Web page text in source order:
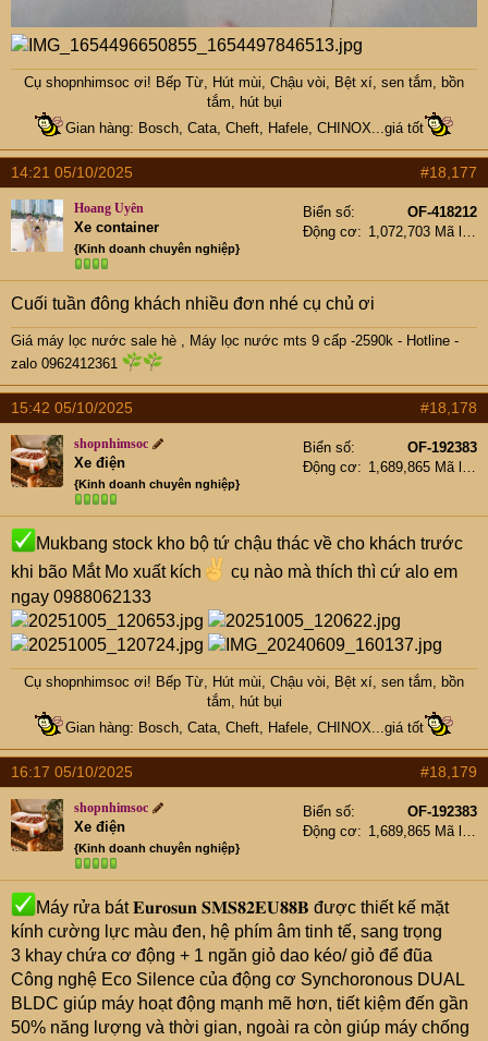
Cụ shopnhimsoc ơi! Bếp Từ, Hút mùi, Chậu vòi, Bệt xí, sen tắm, bồn
tắm, hút bụi
Gian hàng: Bosch, Cata, Cheft, Hafele, CHINOX...giá tốt
14:21 05/10/2025 #18,177
Hoang Uyên
Xe container
{Kinh doanh chuyên nghiệp}
Biển số
OF-418212
Động cơ
Cuối tuần đông khách nhiều đơn nhé cụ chủ ơi
Giá máy lọc nước sale hè Máy lọc nước mts 9 cấp -2590k - Hotline -
zalo 0962412361
15:42 05/10/2025 #18,178
shopnhimsoc
Xe điện
{Kinh doanh chuyên nghiệp}
Biển số
OF-192383
Động cơ
Mukbang stock kho bộ tứ chậu thác về cho khách trước
khi bão Mắt Mo xuất kích
cụ nào mà thích thì cứ alo em
ngay 0988062133
Cụ shopnhimsoc ơi! Bếp Từ, Hút mùi, Chậu vòi, Bệt xí, sen tắm, bồn
tắm, hút bụi
Gian hàng: Bosch, Cata, Cheft, Hafele, CHINOX...giá tốt
16:17 05/10/2025 #18,179
shopnhimsoc
Xe điện
{Kinh doanh chuyên nghiệp}
Biển số
OF-192383
Động cơ
Máy rửa bát 𝐄𝐮𝐫𝐨𝐬𝐮𝐧 𝐒𝐌𝐒𝟖𝟐𝐄𝐔𝟖𝟖𝐁 được thiết kế mặt
kính cường lực màu đen, hệ phím âm tinh tế, sang trọng
3 khay chứa cơ động + 1 ngăn giỏ dao kéo/ giỏ để đũa
Công nghệ Eco Silence của động cơ Synchoronous DUAL
BLDC giúp máy hoạt động mạnh mẽ hơn, tiết kiệm đến gần
50% năng lượng và thời gian, ngoài ra còn giúp máy chống